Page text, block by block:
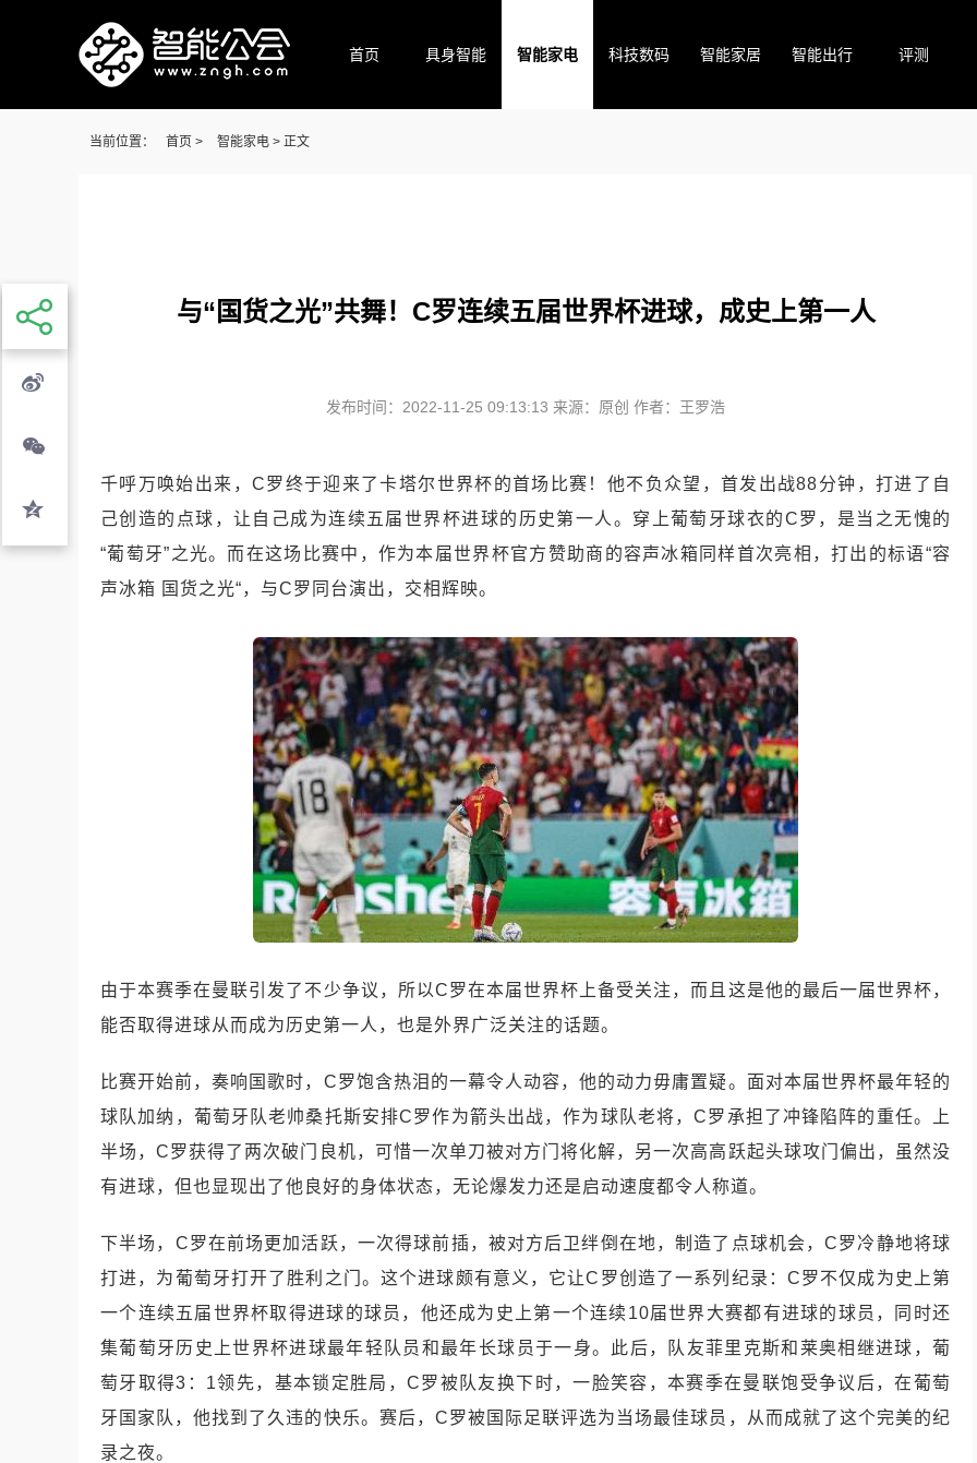
首页 具身智能 智能家电 科技数码 智能家居 智能出行 评测
当前位置： 首页 > 智能家电 > 正文
与“国货之光”共舞！C罗连续五届世界杯进球，成史上第一人
发布时间：2022-11-25 09:13:13 来源：原创 作者：王罗浩
千呼万唤始出来，C罗终于迎来了卡塔尔世界杯的首场比赛！他不负众望，首发出战88分钟，打进了自
己创造的点球，让自己成为连续五届世界杯进球的历史第一人。穿上葡萄牙球衣的C罗，是当之无愧的
“葡萄牙”之光。而在这场比赛中，作为本届世界杯官方赞助商的容声冰箱同样首次亮相，打出的标语“容
声冰箱 国货之光“，与C罗同台演出，交相辉映。
由于本赛季在曼联引发了不少争议，所以C罗在本届世界杯上备受关注，而且这是他的最后一届世界杯，
能否取得进球从而成为历史第一人，也是外界广泛关注的话题。
比赛开始前，奏响国歌时，C罗饱含热泪的一幕令人动容，他的动力毋庸置疑。面对本届世界杯最年轻的
球队加纳，葡萄牙队老帅桑托斯安排C罗作为箭头出战，作为球队老将，C罗承担了冲锋陷阵的重任。上
半场，C罗获得了两次破门良机，可惜一次单刀被对方门将化解，另一次高高跃起头球攻门偏出，虽然没
有进球，但也显现出了他良好的身体状态，无论爆发力还是启动速度都令人称道。
下半场，C罗在前场更加活跃，一次得球前插，被对方后卫绊倒在地，制造了点球机会，C罗冷静地将球
打进，为葡萄牙打开了胜利之门。这个进球颇有意义，它让C罗创造了一系列纪录：C罗不仅成为史上第
一个连续五届世界杯取得进球的球员，他还成为史上第一个连续10届世界大赛都有进球的球员，同时还
集葡萄牙历史上世界杯进球最年轻队员和最年长球员于一身。此后，队友菲里克斯和莱奥相继进球，葡
萄牙取得3：1领先，基本锁定胜局，C罗被队友换下时，一脸笑容，本赛季在曼联饱受争议后，在葡萄
牙国家队，他找到了久违的快乐。赛后，C罗被国际足联评选为当场最佳球员，从而成就了这个完美的纪
录之夜。